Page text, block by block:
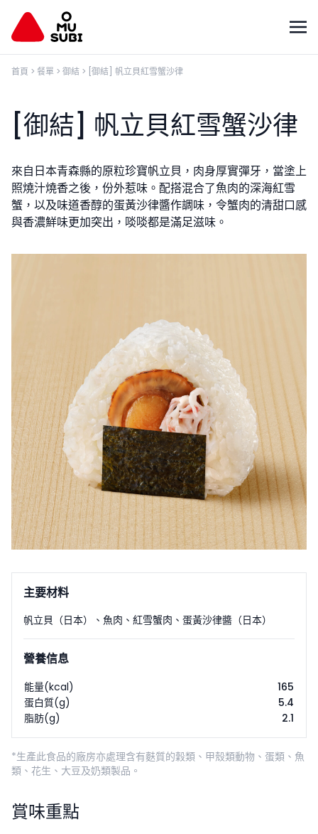
首頁 > 餐單 > 御結 > [御結] 帆立貝紅雪蟹沙律
[御結] 帆立貝紅雪蟹沙律
來自日本青森縣的原粒珍寶帆立貝，肉身厚實彈牙，當塗上
照燒汁燒香之後，份外惹味。配搭混合了魚肉的深海紅雪
蟹，以及味道香醇的蛋黃沙律醬作調味，令蟹肉的清甜口感
與香濃鮮味更加突出，啖啖都是滿足滋味。
主要材料
帆立貝（日本） 、 魚肉 、 紅雪蟹肉 、 蛋黃沙律醬（日本）
營養信息
能量(kcal)
165
蛋白質(g)
5.4
脂肪(g)
2.1
*生產此食品的廠房亦處理含有麩質的穀類、甲殼類動物、蛋類、魚
類、花生、大豆及奶類製品。
賞味重點